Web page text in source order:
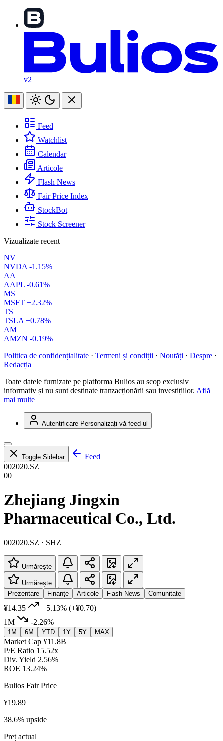
v2
Feed
Watchlist
Calendar
Articole
Flash News
Fair Price Index
StockBot
Stock Screener
Vizualizate recent
NV
NVDA -1.15%
AA
AAPL -0.61%
MS
MSFT +2.32%
TS
TSLA +0.78%
AM
AMZN -0.19%
Politica de confidențialitate · Termeni și condiții · Noutăți · Despre ·
Redacția
Toate datele furnizate pe platforma Bulios au scop exclusiv
informativ și nu sunt destinate tranzacționării sau investițiilor. Află
mai multe
Autentificare Personalizați-vă feed-ul
Toggle Sidebar
Feed
002020.SZ
00
Zhejiang Jingxin
Pharmaceutical Co., Ltd.
002020.SZ · SHZ
Urmărește
Urmărește
Prezentare
Finanțe Articole Flash News Comunitate
¥14.35 +5.13% (+¥0.70)
1M
-2.26%
1M 6M YTD 1Y 5Y MAX
Market Cap ¥11.8B
P/E Ratio 15.52x
Div. Yield 2.56%
ROE 13.24%
Bulios Fair Price
¥19.89
38.6% upside
Preț actual